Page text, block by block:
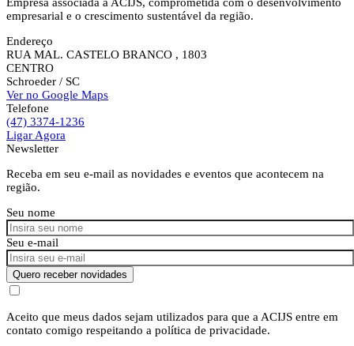
Empresa associada à ACIJS, comprometida com o desenvolvimento
empresarial e o crescimento sustentável da região.
Endereço
RUA MAL. CASTELO BRANCO , 1803
CENTRO
Schroeder / SC
Ver no Google Maps
Telefone
(47) 3374-1236
Ligar Agora
Newsletter
Receba em seu e-mail as novidades e eventos que acontecem na
região.
Seu nome
Seu e-mail
Quero receber novidades
Aceito que meus dados sejam utilizados para que a ACIJS entre em
contato comigo respeitando a política de privacidade.